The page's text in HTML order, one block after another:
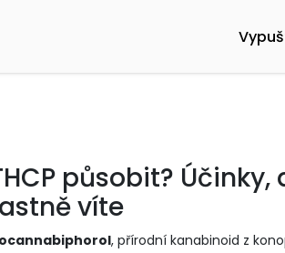
působit?
víte
, přírodní kanabinoid z